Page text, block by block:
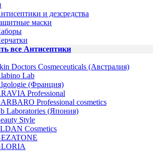
и дезсредства
маски
все Антисептики
Doctors Cosmeceuticals (Австралия)
Lab
(Франция)
Professional
Professional cosmetics
Laboratories (Япония)
Style
Cosmetics